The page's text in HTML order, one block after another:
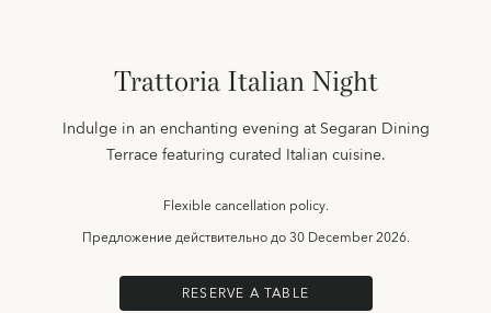
Trattoria Italian Night
Indulge in an enchanting evening at Segaran Dining
Terrace featuring curated Italian cuisine.
Flexible cancellation policy.
Предложение действительно до30 December 2026.
RESERVE A TABLE